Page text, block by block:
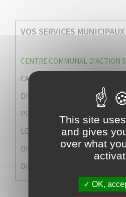
VOS SERVICES MUNICIPAUX
CENTRE COMMUNAL D’ACTION
CAISSE DES ÉCOLES
DIRECTION DES SERVICES
POLICE MUNICIPALE
LE CABINET DU MAIRE
DIRECTION DES RESSOURCES
DIRECTION DU
This site
and gives
over what
OK,